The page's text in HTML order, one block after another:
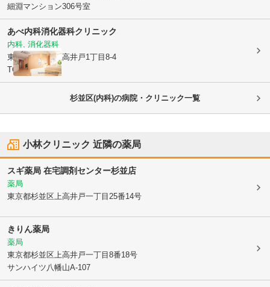
細淵マンション306号室
あべ内科消化器科クリニック
内科, 消化器科
東京都杉並区上高井戸1丁目8-4
TOYAビル3F
杉並区(内科)の病院・クリニック一覧
小林クリニック 近隣の薬局
スギ薬局 在宅調剤センター杉並店
薬局
東京都杉並区上高井戸一丁目25番14号
きりん薬局
薬局
東京都杉並区上高井戸一丁目8番18号
サンハイツ八幡山A-107